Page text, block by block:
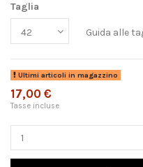
Taglia
Guida alle
Ultimi articoli in magazzino
17,00 €
Tasse incluse